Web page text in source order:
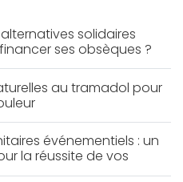
solidaires
ses obsèques ?
au tramadol pour
événementiels : un
la réussite de vos